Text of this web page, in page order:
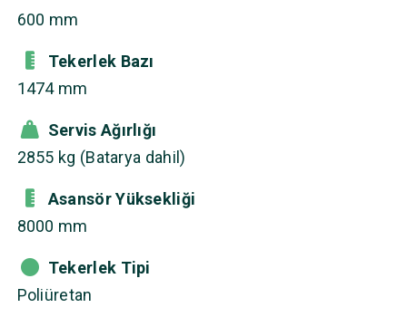
600 mm
Tekerlek Bazı
1474 mm
Servis Ağırlığı
2855 kg (Batarya dahil)
Asansör Yüksekliği
8000 mm
Tekerlek Tipi
Poliüretan